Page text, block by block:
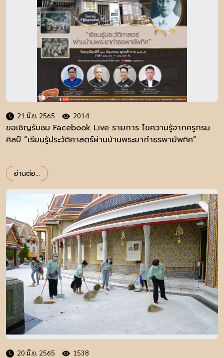
21 มิ.ย. 2565 2014
ขอเชิญรับชม Facebook Live รายการ ไขความรู้จากครูกรม
ศิลป์ “เรียนรู้ประวัติศาสตร์ผ่านบ้านพระยากำธรพายัพทิศ”
อ่านต่อ...
20 มิ.ย. 2565 1538